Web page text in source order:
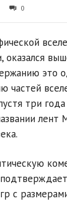
0
оказался
это
частей
три
лент
с